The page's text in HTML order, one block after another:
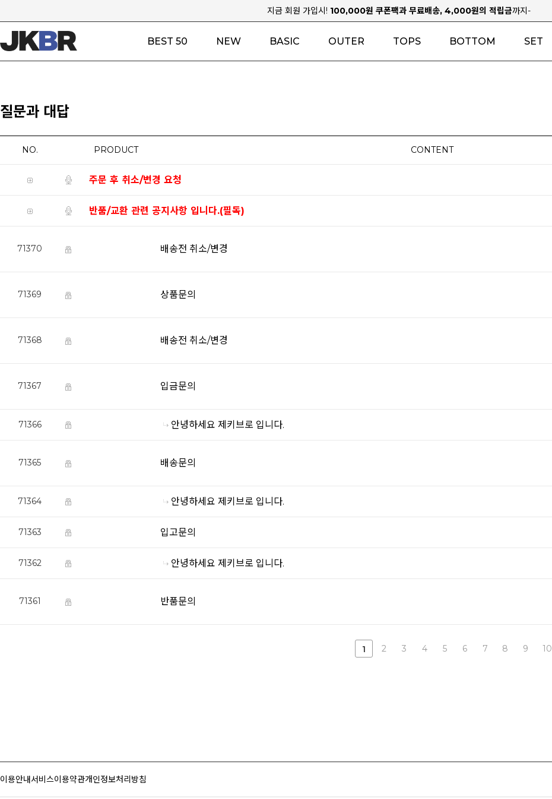
지금 회원 가입시! 100,000원 쿠폰팩과 무료배송, 4,000원의 적립금까지-
BEST 50 NEW BASIC OUTER TOPS BOTTOM SET
질문과 대답
NO. PRODUCT CONTENT
주문 후 취소/변경 요청
반품/교환 관련 공지사항 입니다.(필독)
71370 배송전 취소/변경
71369 상품문의
71368 배송전 취소/변경
71367 입금문의
71366 안녕하세요 제키브로 입니다.
71365 배송문의
71364 안녕하세요 제키브로 입니다.
71363 입고문의
71362 안녕하세요 제키브로 입니다.
71361 반품문의
1 2 3 4 5 6 7 8 9 10
이용안내서비스이용약관개인정보처리방침